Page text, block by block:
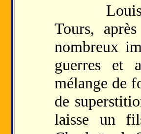
Louis XI
Tours,
nombreux
guerres et
mélange de
de
laisse un